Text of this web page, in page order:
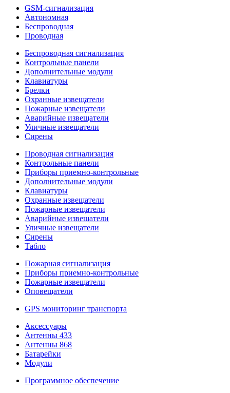
GSM-сигнализация
Автономная
Беспроводная
Проводная
Беспроводная сигнализация
Контрольные панели
Дополнительные модули
Клавиатуры
Брелки
Охранные извещатели
Пожарные извещатели
Аварийные извещатели
Уличные извещатели
Сирены
Проводная сигнализация
Контрольные панели
Приборы приемно-контрольные
Дополнительные модули
Клавиатуры
Охранные извещатели
Пожарные извещатели
Аварийные извещатели
Уличные извещатели
Сирены
Табло
Пожарная сигнализация
Приборы приемно-контрольные
Пожарные извещатели
Оповещатели
GPS мониторинг транспорта
Аксессуары
Антенны 433
Антенны 868
Батарейки
Модули
Программное обеспечение